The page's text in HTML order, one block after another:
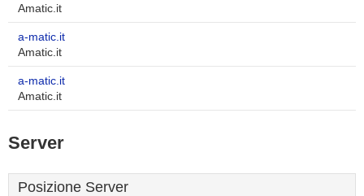
Amatic.it
a-matic.it
Amatic.it
a-matic.it
Amatic.it
Server
Posizione Server